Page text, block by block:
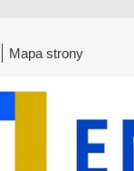
Mapa strony